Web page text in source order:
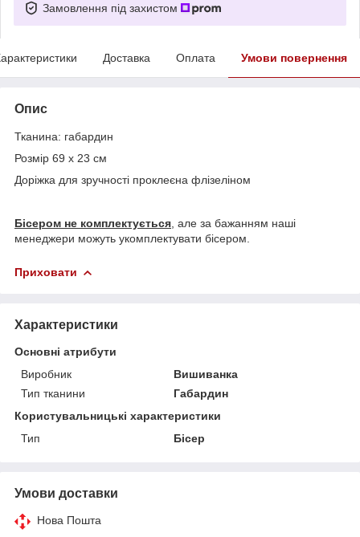
Замовлення під захистом
Доставка Оплата Умови повернення
Опис
Тканина: габардин
Розмір 69 х 23 см
Доріжка для зручності проклеєна флізеліном
Бісером не комплектується , але за бажанням наші
менеджери можуть укомплектувати бісером.
Приховати
Характеристики
Основні атрибути
Виробник
Вишиванка
Тип тканини
Габардин
Користувальницькі характеристики
Тип
Бісер
Умови доставки
Нова Пошта